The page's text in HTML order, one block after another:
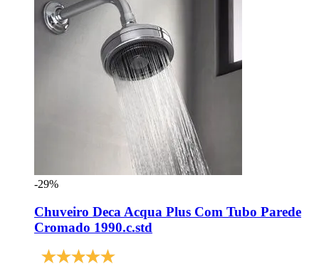
-29%
Chuveiro Deca Acqua Plus Com Tubo Parede
Cromado 1990.c.std